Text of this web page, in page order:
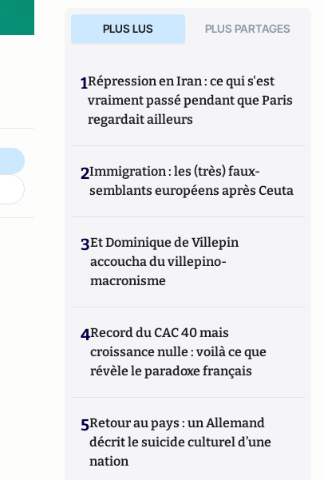
PLUS LUS PLUS PARTAGES
1Répression en Iran : ce qui s'est
vraiment passé pendant que Paris
regardait ailleurs
2Immigration : les (très) faux-
semblants européens après Ceuta
3Et Dominique de Villepin
accoucha du villepino-
macronisme
4Record du CAC 40 mais
croissance nulle : voilà ce que
révèle le paradoxe français
5Retour au pays : un Allemand
décrit le suicide culturel d’une
nation